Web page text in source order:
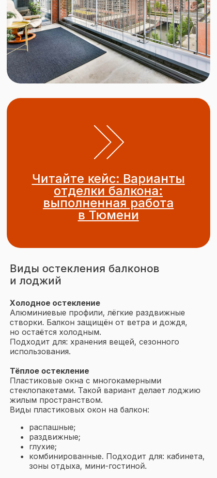
Виды остекления балконов
и лоджий
Холодное остекление
Алюминиевые профили, лёгкие раздвижные
створки. Балкон защищён от ветра и дождя,
но остаётся холодным.
Подходит для: хранения вещей, сезонного
использования.
Тёплое остекление
Пластиковые окна с многокамерными
стеклопакетами. Такой вариант делает лоджию
жилым пространством.
Виды пластиковых окон на балкон:
распашные;
раздвижные;
глухие;
комбинированные. Подходит для: кабинета,
зоны отдыха, мини-гостиной.